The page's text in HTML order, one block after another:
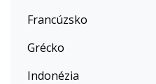
Francúzsko
Grécko
Indonézia